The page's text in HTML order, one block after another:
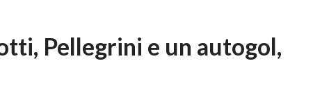
Pellegrini e un autogol,